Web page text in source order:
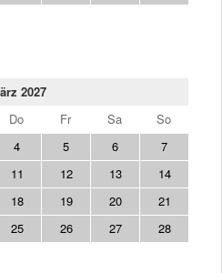
2027
Do Fr Sa
So
4 5 6
7
11 12 13
14
18 19 20
21
25 26 27
28